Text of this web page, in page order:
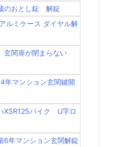
のおとし錠 解錠
ルミケース ダイヤル解
関扉が閉まらない
マンション玄関鍵開
XSR125バイク U字ロ
年マンション玄関解錠